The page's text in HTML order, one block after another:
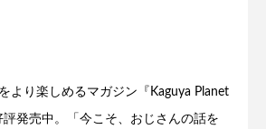
より楽しめるマガジン『Kaguya Planet
発売中。「今こそ、おじさんの話を